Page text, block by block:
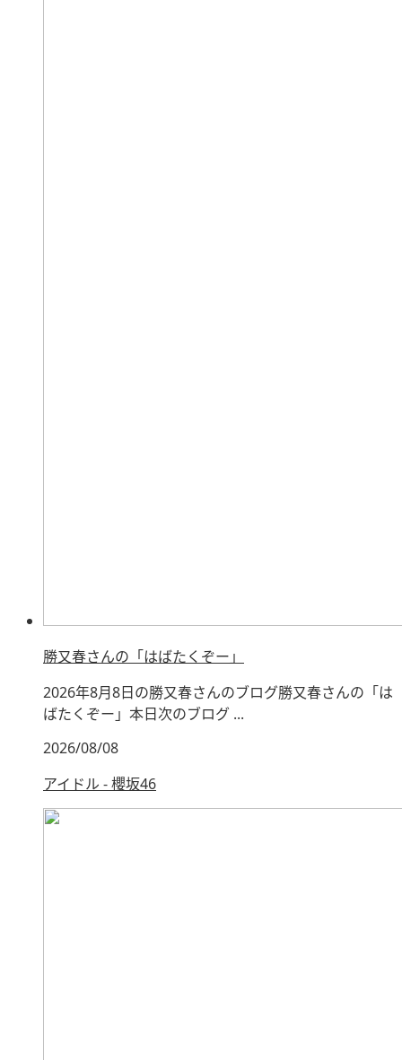
勝又春さんの「はばたくぞー」
2026年8月8日の勝又春さんのブログ勝又春さんの「は
ばたくぞー」本日次のブログ ...
2026/08/08
アイドル - 櫻坂46